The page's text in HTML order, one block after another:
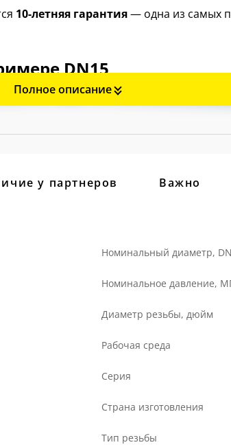
10-летняя гарантия— одна из самых
DN15
Полное описание
у партнеров Важно
Номинальный диаметр, DN
Номинальное давление,
Диаметр резьбы, дюйм
Рабочая среда
Серия
Страна изготовления
Тип резьбы